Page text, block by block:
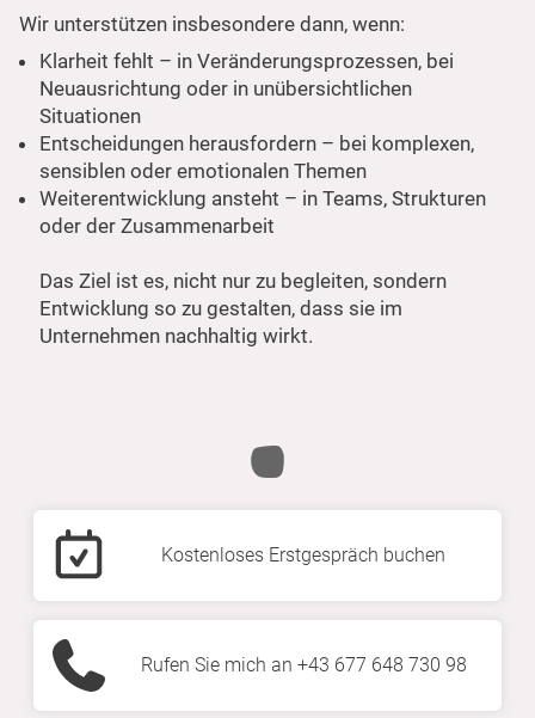
Wir unterstützen insbesondere dann, wenn:
Klarheit fehlt – in Veränderungsprozessen, bei
Neuausrichtung oder in unübersichtlichen
Situationen
Entscheidungen herausfordern – bei komplexen,
sensiblen oder emotionalen Themen
Weiterentwicklung ansteht – in Teams, Strukturen
oder der Zusammenarbeit
Das Ziel ist es, nicht nur zu begleiten, sondern
Entwicklung so zu gestalten, dass sie im
Unternehmen nachhaltig wirkt.
Kostenloses Erstgespräch buchen
Rufen Sie mich an +43 677 648 730 98